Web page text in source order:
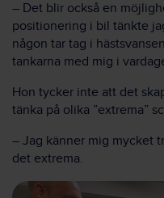
– Det blir också en
positionering i bil tänkte
någon tar tag i
tankarna med mig i
Hon tycker inte att det
tänka på olika ”extrema”
– Jag känner mig mycket
det extrema.